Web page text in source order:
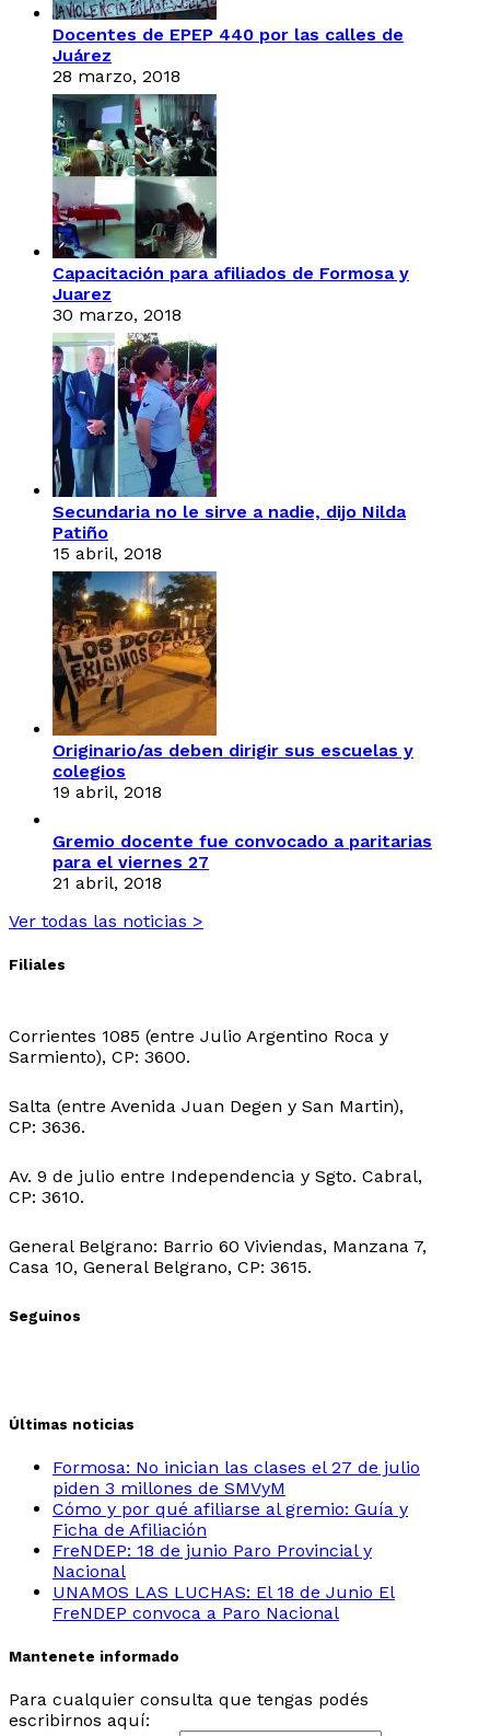
Docentes de EPEP 440 por las calles de
Juárez
28 marzo, 2018
Capacitación para afiliados de Formosa y
Juarez
30 marzo, 2018
Secundaria no le sirve a nadie, dijo Nilda
Patiño
15 abril, 2018
Originario/as deben dirigir sus escuelas y
colegios
19 abril, 2018
Gremio docente fue convocado a paritarias
para el viernes 27
21 abril, 2018
Ver todas las noticias >
Filiales
Corrientes 1085 (entre Julio Argentino Roca y
Sarmiento), CP: 3600.
Salta (entre Avenida Juan Degen y San Martin),
CP: 3636.
Av. 9 de julio entre Independencia y Sgto. Cabral,
CP: 3610.
General Belgrano: Barrio 60 Viviendas, Manzana 7,
Casa 10, General Belgrano, CP: 3615.
Seguinos
Últimas noticias
Formosa: No inician las clases el 27 de julio
piden 3 millones de SMVyM
Cómo y por qué afiliarse al gremio: Guía y
Ficha de Afiliación
FreNDEP: 18 de junio Paro Provincial y
Nacional
UNAMOS LAS LUCHAS: El 18 de Junio El
FreNDEP convoca a Paro Nacional
Mantenete informado
Para cualquier consulta que tengas podés
escribirnos aquí: